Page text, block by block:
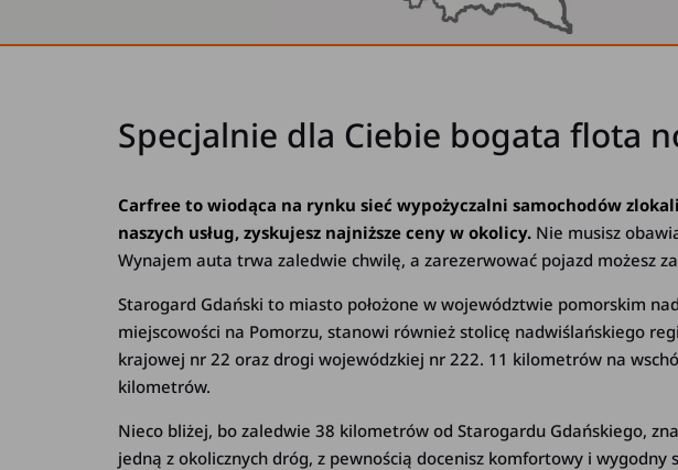
Specjalnie dla Ciebie bogata flota
Carfree to wiodąca na rynku sieć wypożyczalni samochodów
naszych usług, zyskujesz najniższe ceny w okolicy. Nie musisz
Wynajem auta trwa zaledwie chwilę, a zarezerwować pojazd możesz
Starogard Gdański to miasto położone w województwie pomorskim
miejscowości na Pomorzu, stanowi również stolicę nadwiślańskiego
krajowej nr 22 oraz drogi wojewódzkiej nr 222. 11 kilometrów na
kilometrów.
Nieco bliżej, bo zaledwie 38 kilometrów od Starogardu Gdańskiego,
jedną z okolicznych dróg, z pewnością docenisz komfortowy i wygodny